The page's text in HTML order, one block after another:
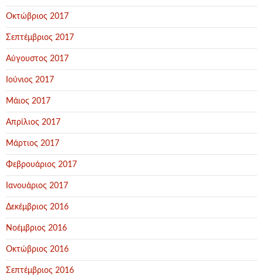
Οκτώβριος 2017
Σεπτέμβριος 2017
Αύγουστος 2017
Ιούνιος 2017
Μάιος 2017
Απρίλιος 2017
Μάρτιος 2017
Φεβρουάριος 2017
Ιανουάριος 2017
Δεκέμβριος 2016
Νοέμβριος 2016
Οκτώβριος 2016
Σεπτέμβριος 2016